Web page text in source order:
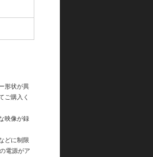
形状が異
ご購入く
映像が録
どに制限
電源がア